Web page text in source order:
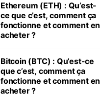
Ethereum (ETH) : Qu’est-
ce que c’est, comment ça
fonctionne et comment en
acheter ?
Bitcoin (BTC) : Qu’est-ce
que c’est, comment ça
fonctionne et comment en
acheter ?